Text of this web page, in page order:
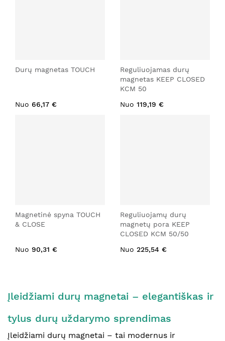
Durų magnetas TOUCH
Nuo 66,17 €
Reguliuojamas durų
magnetas KEEP CLOSED
KCM 50
Nuo 119,19 €
Magnetinė spyna TOUCH
& CLOSE
Nuo 90,31 €
Reguliuojamų durų
magnetų pora KEEP
CLOSED KCM 50/50
Nuo 225,54 €
Įleidžiami durų magnetai – elegantiškas ir
tylus durų uždarymo sprendimas
Įleidžiami durų magnetai – tai modernus ir